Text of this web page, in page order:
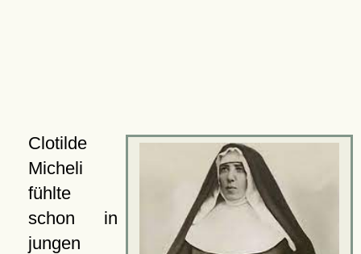
Clotilde
Micheli
fühlte
schon in
jungen